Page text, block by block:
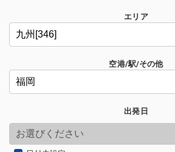
エリア
空港/駅/その他
出発日